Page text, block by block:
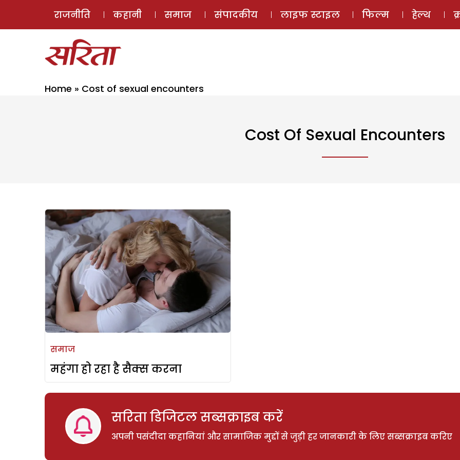
ई-मैगज़ीन
राजनीति कहानी समाज संपादकीय लाइफ स्टाइल फिल्म हेल्थ
Home » Cost of sexual encounters
Cost Of Sexual Encounters
समाज
महंगा हो रहा है सैक्स करना
सरिता डिजिटल सब्सक्राइब करें
अपनी पसंदीदा कहानियां और सामाजिक मुद्दों से जुड़ी हर जानकारी के लिए सब्सक्राइब करिए